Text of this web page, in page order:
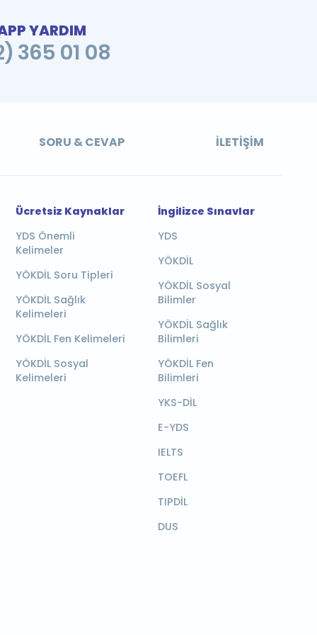
YARDIM
365 01 08
SORU & CEVAP İLETIŞIM
Ücretsiz Kaynaklar
YDS Önemli
Kelimeler
YÖKDİL Soru Tipleri
YÖKDİL Sağlık
Kelimeleri
YÖKDİL Fen Kelimeleri
YÖKDİL Sosyal
Kelimeleri
İngilizce Sınavlar
YDS
YÖKDİL
YÖKDİL Sosyal
Bilimler
YÖKDİL Sağlık
Bilimleri
YÖKDİL Fen
Bilimleri
YKS-DİL
E-YDS
IELTS
TOEFL
TIPDİL
DUS